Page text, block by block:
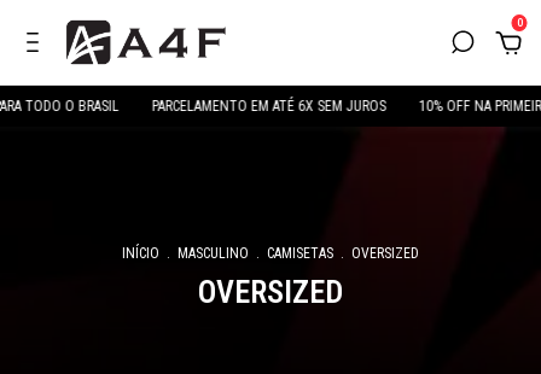
0
TODO O BRASIL PARCELAMENTO EM ATÉ 6X SEM JUROS 10% OFF NA
INÍCIO . MASCULINO . CAMISETAS . OVERSIZED
OVERSIZED